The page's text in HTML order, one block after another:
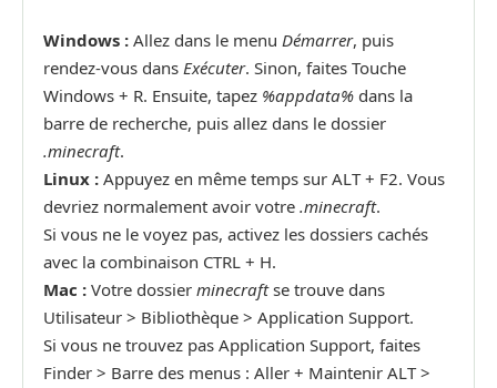
Windows : Allez dans le menu Démarrer, puis
rendez-vous dans Exécuter. Sinon, faites Touche
Windows + R. Ensuite, tapez %appdata% dans la
barre de recherche, puis allez dans le dossier
.minecraft.
Linux : Appuyez en même temps sur ALT + F2. Vous
devriez normalement avoir votre .minecraft.
Si vous ne le voyez pas, activez les dossiers cachés
avec la combinaison CTRL + H.
Mac : Votre dossier minecraftse trouve dans
Utilisateur > Bibliothèque > Application Support.
Si vous ne trouvez pas Application Support, faites
Finder > Barre des menus : Aller + Maintenir ALT >